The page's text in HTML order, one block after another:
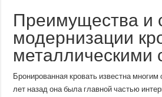
Преимущества и
модернизации
металлическими
Бронированная кровать известна многим
лет назад она была главной частью